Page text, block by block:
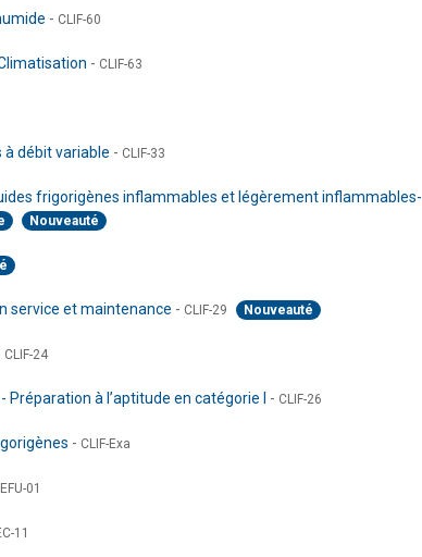
- CLIF-60
- CLIF-63
débit variable - CLIF-33
frigorigènes inflammables et légèrement inflammables-
Nouveauté
service et maintenance - CLIF-29 Nouveauté
CLIF-24
à l’aptitude en catégorie I - CLIF-26
- CLIF-Exa
01
11